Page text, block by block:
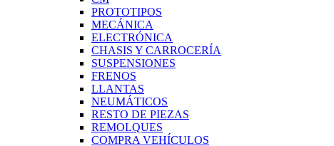
PROTOTIPOS
MECÁNICA
ELECTRÓNICA
CHASIS Y CARROCERÍA
SUSPENSIONES
FRENOS
LLANTAS
NEUMÁTICOS
RESTO DE PIEZAS
REMOLQUES
COMPRA VEHÍCULOS